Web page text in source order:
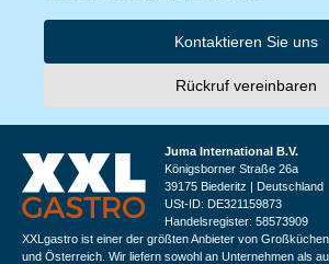
Kontaktieren Sie uns
Rückruf vereinbaren
Juma International B.V.
Königsborner Straße 26a
39175 Biederitz | Deutschland
USt-ID: DE321159873
Handelsregister: 58573909
XXLgastro ist einer der größten Anbieter von
und Österreich. Wir liefern sowohl an Unternehmen als